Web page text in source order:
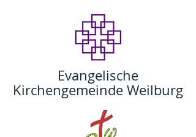
Evangelische
Kirchengemeinde Weilburg